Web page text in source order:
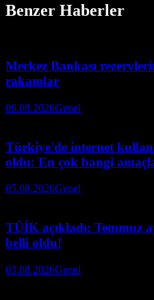
Benzer Haberler
Merkez Bankası
rakamlar
06.08.2026Genel
Türkiye'de internet
oldu: En çok hangi
05.08.2026Genel
TÜİK açıkladı: Temmuz
belli oldu!
03.08.2026Genel